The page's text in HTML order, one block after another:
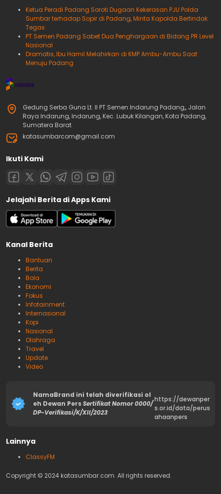
Ketua Peradi Padang Soroti Dugaan Kekerasan PJU Polda
Sumbar terhadap Sopir di Padang, Minta Kapolda Bertindak
Tegas
PT Semen Padang Sabet Dua Penghargaan di Bidang PR Level
Nasional
Dramatis, Ibu Hamil Melahirkan di KMP Ambu-Ambu Saat
Menuju Padang
Gedung Serba Guna Lt. II PT.Semen Indarung Padang,, Jalan
Raya Indarung, Indarung, Kec. Lubuk Kilangan, Kota Padang,
Sumatera Barat
katasumbarcom@gmail.com
Ikuti Kami
Jelajahi Berita di Apps Kami
Kanal Berita
Bantuan
Berita
Bola
Ekonomi
Fokus
Infotainment
Internasional
Kopi
Nasional
Olahraga
Travel
Update
Video
NamaBrand ini telah diverifikasi ol
eh Dewan PersSertifikat Nomor 0000/
DP-Verifikasi/K/XII/2023
https://dewanper
s.or.id/data/perus
ahaanpers
Lainnya
ClassyFM
Copyright © 2024 katasumbar.com. All rights reserved.